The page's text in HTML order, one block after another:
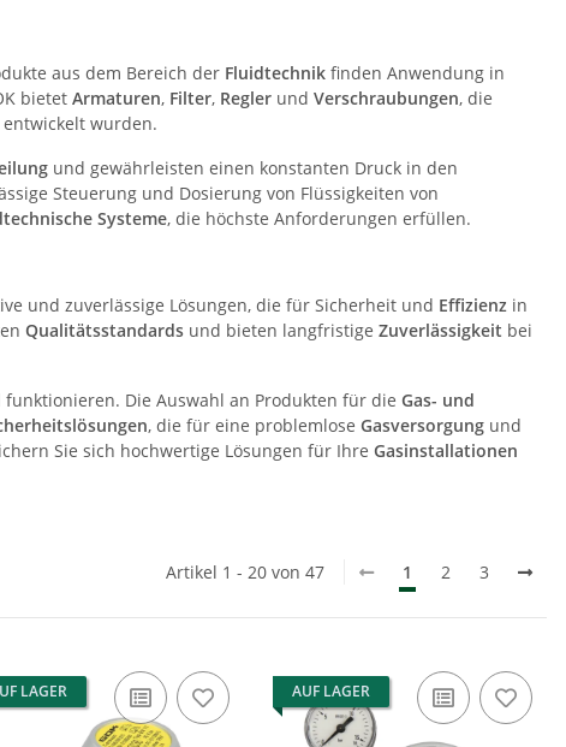
aus dem Bereich der Fluidtechnik finden Anwendung in
bietet Armaturen, Filter, Regler und Verschraubungen, die
wurden.
und gewährleisten einen konstanten Druck in den
Steuerung und Dosierung von Flüssigkeiten von
Systeme, die höchste Anforderungen erfüllen.
und zuverlässige Lösungen, die für Sicherheit und Effizienz in
Qualitätsstandards und bieten langfristige Zuverlässigkeit bei
Die Auswahl an Produkten für die Gas- und
, die für eine problemlose Gasversorgung und
Sie sich hochwertige Lösungen für Ihre Gasinstallationen
Artikel 1 - 20 von 47 1 2 3
LAGER AUF LAGER